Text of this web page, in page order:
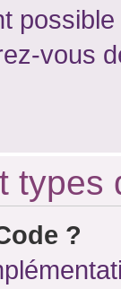
vous
types
?